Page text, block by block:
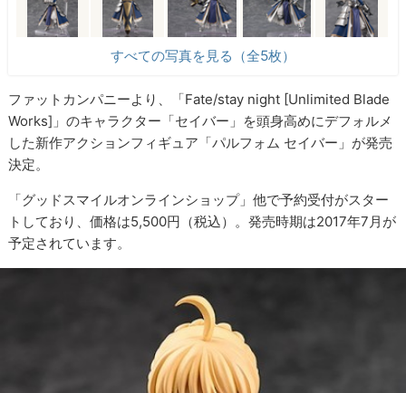
すべての写真を見る（全5枚）
ファットカンパニーより、「Fate/stay night [Unlimited Blade
Works]」のキャラクター「セイバー」を頭身高めにデフォルメ
した新作アクションフィギュア「パルフォム セイバー」が発売
決定。
「グッドスマイルオンラインショップ」他で予約受付がスター
トしており、価格は5,500円（税込）。発売時期は2017年7月が
予定されています。